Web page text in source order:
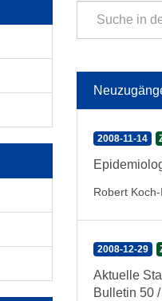
2008-11-14
Robert
2008-12-29
Aktuelle
Bulletin 50